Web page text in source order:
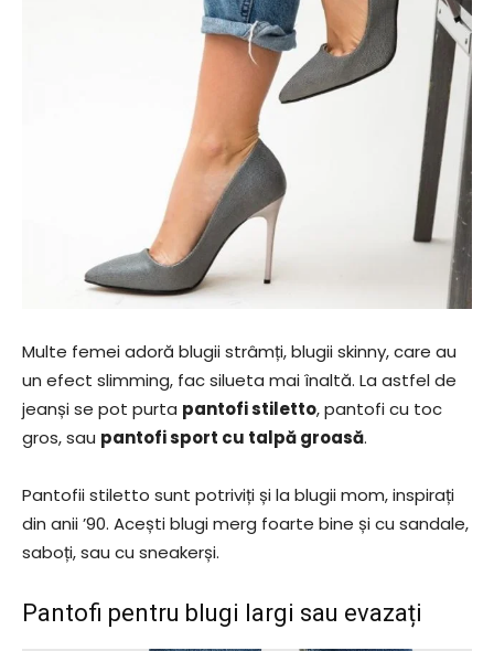
Multe femei adoră blugii strâmți, blugii skinny, care au
un efect slimming, fac silueta mai înaltă. La astfel de
jeanși se pot purta pantofi stiletto, pantofi cu toc
gros, sau pantofi sport cu talpă groasă.
Pantofii stiletto sunt potriviți și la blugii mom, inspirați
din anii ’90. Acești blugi merg foarte bine și cu sandale,
saboți, sau cu sneakerși.
Pantofi pentru blugi largi sau evazați